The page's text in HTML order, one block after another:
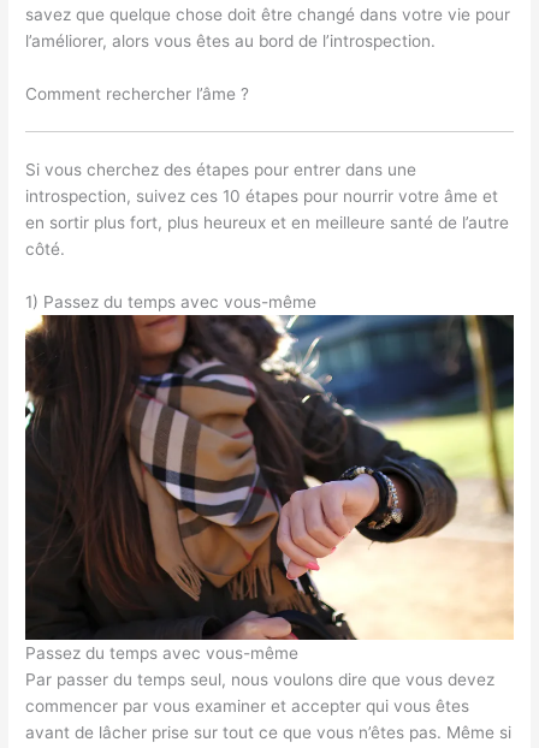
savez que quelque chose doit être changé dans votre vie pour
l’améliorer, alors vous êtes au bord de l’introspection.
Comment rechercher l’âme ?
Si vous cherchez des étapes pour entrer dans une
introspection, suivez ces 10 étapes pour nourrir votre âme et
en sortir plus fort, plus heureux et en meilleure santé de l’autre
côté.
1) Passez du temps avec vous-même
Passez du temps avec vous-même
Par passer du temps seul, nous voulons dire que vous devez
commencer par vous examiner et accepter qui vous êtes
avant de lâcher prise sur tout ce que vous n’êtes pas. Même si